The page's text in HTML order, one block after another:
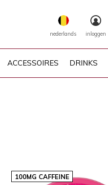
ACCESSOIRES DRINKS
nederlands inloggen
100MG CAFFEINE